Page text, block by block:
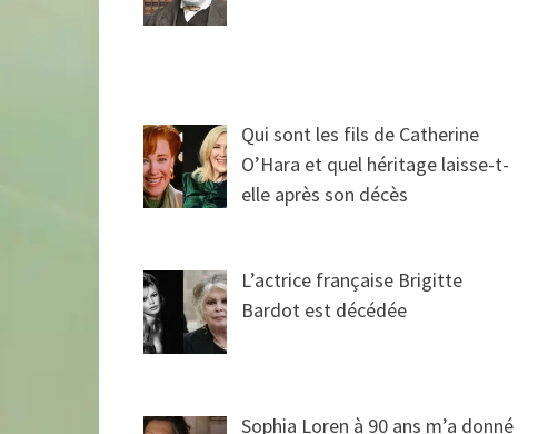
Qui sont les fils de Catherine
O’Hara et quel héritage laisse-t-
elle après son décès
L’actrice française Brigitte
Bardot est décédée
Sophia Loren à 90 ans m’a donné